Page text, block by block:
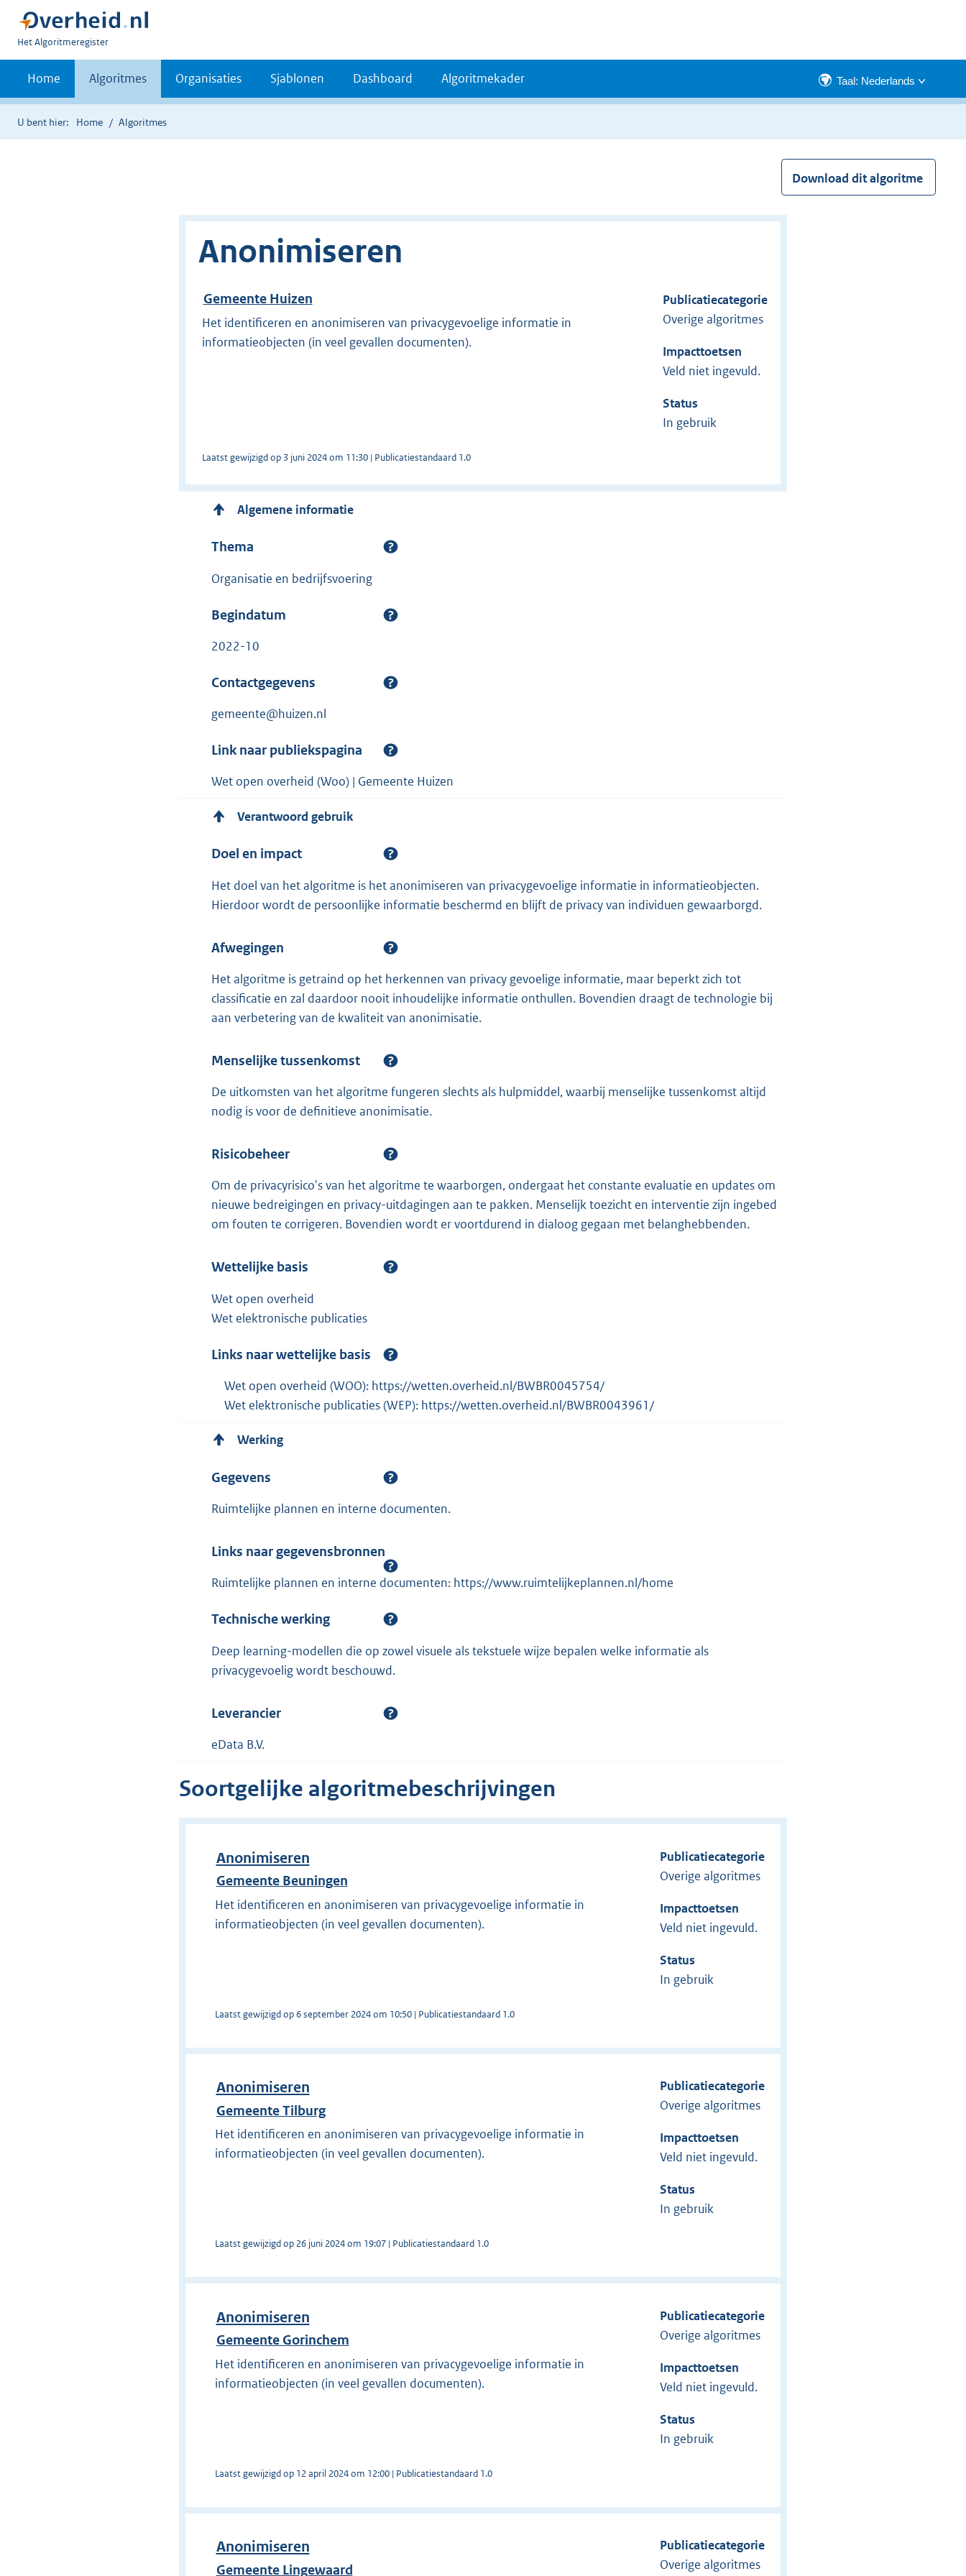
U
bent
Het Algoritmeregister
Home Algoritmes Organisaties Sjablonen Dashboard Algoritmekader Taal: Nederlands
U bent hier: Home Algoritmes
Download dit algoritme
Anonimiseren
Gemeente Huizen
Het identificeren en anonimiseren van privacygevoelige informatie in
informatieobjecten (in veel gevallen documenten).
Laatst gewijzigd op 3 juni 2024 om 11:30 | Publicatiestandaard 1.0
Publicatiecategorie
Overige algoritmes
Impacttoetsen
Veld niet ingevuld.
Status
In gebruik
Algemene informatie
Thema
Organisatie en bedrijfsvoering
Begindatum
2022-10
Contactgegevens
gemeente@huizen.nl
Link naar publiekspagina
Wet open overheid (Woo) | Gemeente Huizen
Verantwoord gebruik
Doel en impact
Het doel van het algoritme is het anonimiseren van privacygevoelige informatie in informatieobjecten.
Hierdoor wordt de persoonlijke informatie beschermd en blijft de privacy van individuen gewaarborgd.
Afwegingen
Het algoritme is getraind op het herkennen van privacy gevoelige informatie, maar beperkt zich tot
classificatie en zal daardoor nooit inhoudelijke informatie onthullen. Bovendien draagt de technologie bij
aan verbetering van de kwaliteit van anonimisatie.
Menselijke tussenkomst
De uitkomsten van het algoritme fungeren slechts als hulpmiddel, waarbij menselijke tussenkomst altijd
nodig is voor de definitieve anonimisatie.
Risicobeheer
Om de privacyrisico's van het algoritme te waarborgen, ondergaat het constante evaluatie en updates om
nieuwe bedreigingen en privacy-uitdagingen aan te pakken. Menselijk toezicht en interventie zijn ingebed
om fouten te corrigeren. Bovendien wordt er voortdurend in dialoog gegaan met belanghebbenden.
Wettelijke basis
Wet open overheid
Wet elektronische publicaties
Links naar wettelijke basis
Wet open overheid (WOO): https://wetten.overheid.nl/BWBR0045754/
Wet elektronische publicaties (WEP): https://wetten.overheid.nl/BWBR0043961/
Werking
Gegevens
Ruimtelijke plannen en interne documenten.
Links naar gegevensbronnen
Ruimtelijke plannen en interne documenten: https://www.ruimtelijkeplannen.nl/home
Technische werking
Deep learning-modellen die op zowel visuele als tekstuele wijze bepalen welke informatie als
privacygevoelig wordt beschouwd.
Leverancier
eData B.V.
Soortgelijke algoritmebeschrijvingen
Anonimiseren
Gemeente Beuningen
Het identificeren en anonimiseren van privacygevoelige informatie in
informatieobjecten (in veel gevallen documenten).
Laatst gewijzigd op 6 september 2024 om 10:50 | Publicatiestandaard 1.0
Publicatiecategorie
Overige algoritmes
Impacttoetsen
Veld niet ingevuld.
Status
In gebruik
Anonimiseren
Gemeente Tilburg
Het identificeren en anonimiseren van privacygevoelige informatie in
informatieobjecten (in veel gevallen documenten).
Laatst gewijzigd op 26 juni 2024 om 19:07 | Publicatiestandaard 1.0
Publicatiecategorie
Overige algoritmes
Impacttoetsen
Veld niet ingevuld.
Status
In gebruik
Anonimiseren
Gemeente Gorinchem
Het identificeren en anonimiseren van privacygevoelige informatie in
informatieobjecten (in veel gevallen documenten).
Laatst gewijzigd op 12 april 2024 om 12:00 | Publicatiestandaard 1.0
Publicatiecategorie
Overige algoritmes
Impacttoetsen
Veld niet ingevuld.
Status
In gebruik
Anonimiseren
Gemeente Lingewaard
Publicatiecategorie
Overige algoritmes